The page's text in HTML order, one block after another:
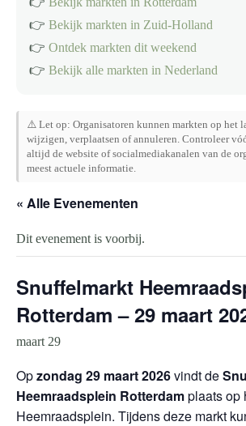
👉 Bekijk markten in Zuid-Holland
👉 Ontdek markten dit weekend
👉 Bekijk alle markten in Nederland
⚠️ Let op: Organisatoren kunnen markten op het
wijzigen, verplaatsen of annuleren. Controleer
altijd de website of socialmediakanalen van de
meest actuele informatie.
« Alle Evenementen
Dit evenement is voorbij.
Snuffelmarkt
Rotterdam – 29 maart
maart 29
Opzondag 29 maart 2026vindt de
Heemraadsplein Rotterdamplaats op
Heemraadsplein. Tijdens deze markt